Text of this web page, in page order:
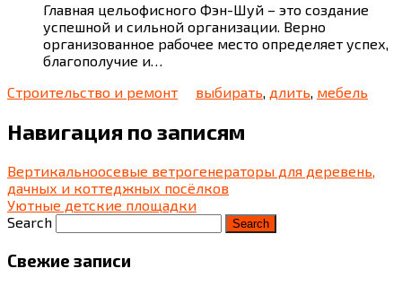
Главная цельофисного Фэн-Шуй – это создание
успешной и сильной организации. Верно
организованное рабочее место определяет успех,
благополучие и…
Строительство и ремонт
выбирать, длить, мебель
Навигация по записям
Вертикальноосевые ветрогенераторы для деревень,
дачных и коттеджных посёлков
Уютные детские площадки
Search
Свежие записи